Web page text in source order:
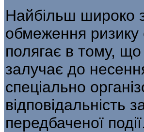
Найбільш широко
обмеження ризику
полягає в тому,
залучає до
спеціально
відпові­дальність
передбаченої події.